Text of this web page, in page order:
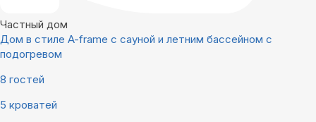
Частный дом
Дом в стиле A-frame с сауной и летним бассейном с
подогревом
8 гостей
5 кроватей